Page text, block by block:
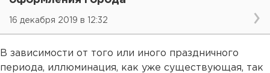
16 декабря 2019 в 12:32
В зависимости от того или иного праздничного
периода, иллюминация, как уже существующая, так